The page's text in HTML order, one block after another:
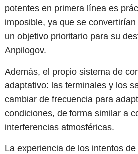
potentes en primera línea es
imposible, ya que se
un objetivo prioritario para su
Anpilogov.
Además, el propio sistema de
adaptativo: las terminales y los
cambiar de frecuencia para
condiciones, de forma similar a
interferencias atmosféricas.
La experiencia de los intentos